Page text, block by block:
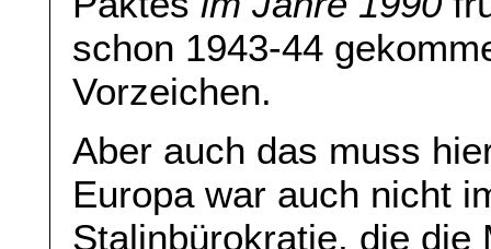
schon 1943-44
Vorzeichen.
Aber auch das muss
Europa war auch nicht
Stalinbürokratie, die die